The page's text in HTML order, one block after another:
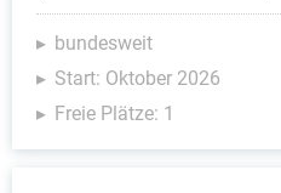
bundesweit
Start: Oktober 2026
Freie Plätze: 1